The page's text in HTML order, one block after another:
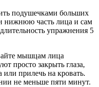
подушечками больших
нижнюю часть лица и сам
упражнения 5
мышцам лица
просто закрыть глаза,
или прилечь на кровать.
не меньше пяти минут.